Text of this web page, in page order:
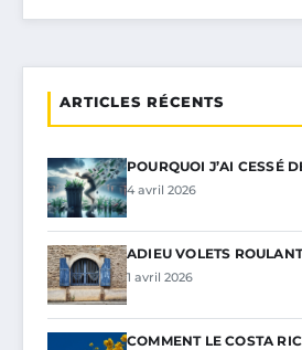
ARTICLES RÉCENTS
POURQUOI J’AI CESSÉ
4 avril 2026
ADIEU VOLETS
1 avril 2026
COMMENT LE COSTA